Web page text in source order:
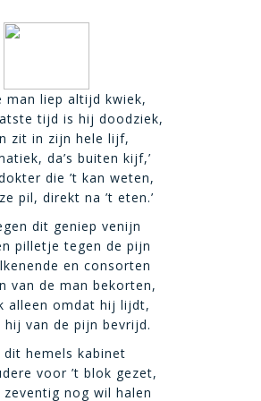
man liep altijd kwiek,
tijd is hij doodziek,
zit in zijn hele lijf,
da’s buiten kijf,’
die ’t kan weten,
pil, direkt na ’t eten.’
dit geniep venijn
pilletje tegen de pijn
en consorten
van de man bekorten,
alleen omdat hij lijdt,
hij van de pijn bevrijd.
dit hemels kabinet
voor ’t blok gezet,
nog wil halen